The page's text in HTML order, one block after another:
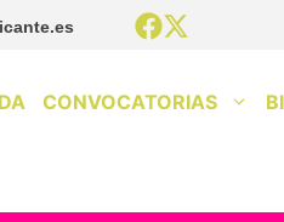
CONVOCATORIAS